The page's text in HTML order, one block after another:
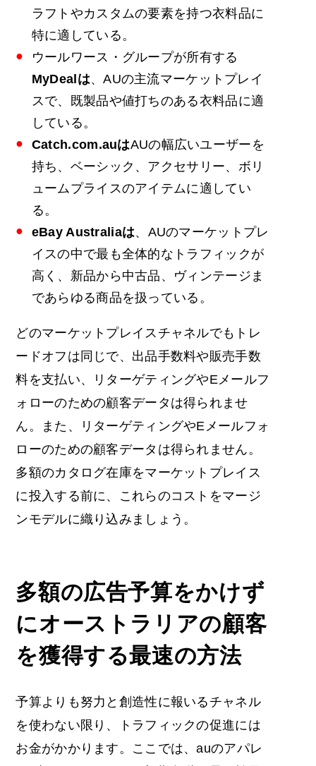
ラフトやカスタムの要素を持つ衣料品に
特に適している。
ウールワース・グループが所有する
MyDealは、AUの主流マーケットプレイ
スで、既製品や値打ちのある衣料品に適
している。
Catch.com.auはAUの幅広いユーザーを
持ち、ベーシック、アクセサリー、ボリ
ュームプライスのアイテムに適してい
る。
eBay Australiaは、AUのマーケットプレ
イスの中で最も全体的なトラフィックが
高く、新品から中古品、ヴィンテージま
であらゆる商品を扱っている。
どのマーケットプレイスチャネルでもトレ
ードオフは同じで、出品手数料や販売手数
料を支払い、リターゲティングやEメールフ
ォローのための顧客データは得られませ
ん。また、リターゲティングやEメールフォ
ローのための顧客データは得られません。
多額のカタログ在庫をマーケットプレイス
に投入する前に、これらのコストをマージ
ンモデルに織り込みましょう。
多額の広告予算をかけず
にオーストラリアの顧客
を獲得する最速の方法
予算よりも努力と創造性に報いるチャネル
を使わない限り、トラフィックの促進には
お金がかかります。ここでは、auのアパレ